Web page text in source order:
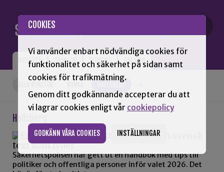
COOKIES
Vi använder enbart nödvändiga cookies för
funktionalitet och säkerhet på sidan samt
cookies för trafikmätning.
Genom ditt godkännande accepterar du att
vi lagrar cookies enligt vår cookiepolicy
GODKÄNN VÅRA COOKIES INSTÄLLNINGAR
NYHETER OPINION TIDNING OM SNN
HALLSBERG
Hallsberg
Säkerhetspolisen har gett ut en handbok med tips till
politiker och offentliga personer inför valet 2026. Det